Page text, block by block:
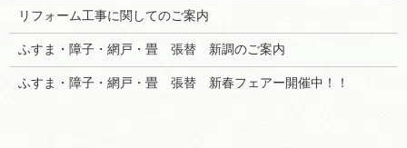
リフォーム工事に関してのご案内
ふすま・障子・網戸・畳 張替 新調のご案内
ふすま・障子・網戸・畳 張替 新春フェアー開催中！！